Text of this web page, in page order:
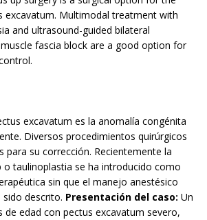
excavatum. Multimodal treatment with
and ultrasound-guided bilateral
fascia block are a good option for
excavatum es la anomalía congénita
Diversos procedimientos quirúrgicos
para su corrección. Recientemente la
o taulinoplastia se ha introducido como
sin que el manejo anestésico
descrito. Presentación del caso: Un
de edad con pectus excavatum severo,